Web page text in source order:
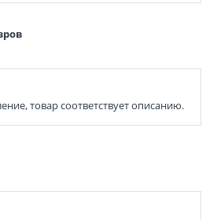
товар соответствует описанию.